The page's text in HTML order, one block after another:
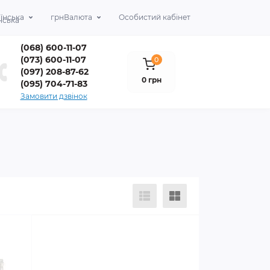
грнВалюта Особистий кабінет
(068) 600-11-07
(073) 600-11-07
(097) 208-87-62
(095) 704-71-83
Замовити дзвінок
0
0 грн